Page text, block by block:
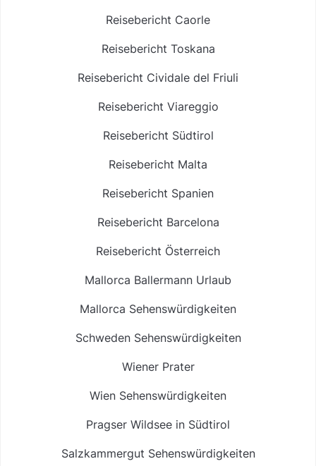
Reisebericht Caorle
Reisebericht Toskana
Reisebericht Cividale del Friuli
Reisebericht Viareggio
Reisebericht Südtirol
Reisebericht Malta
Reisebericht Spanien
Reisebericht Barcelona
Reisebericht Österreich
Mallorca Ballermann Urlaub
Mallorca Sehenswürdigkeiten
Schweden Sehenswürdigkeiten
Wiener Prater
Wien Sehenswürdigkeiten
Pragser Wildsee in Südtirol
Salzkammergut Sehenswürdigkeiten